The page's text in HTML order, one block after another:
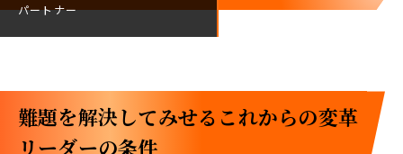
パートナー
難題を解決してみせる――これからの変革
リーダーの条件